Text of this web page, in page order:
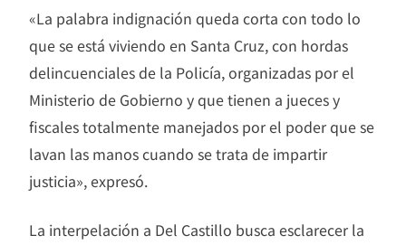
«La palabra indignación queda corta con todo lo
que se está viviendo en Santa Cruz, con hordas
delincuenciales de la Policía, organizadas por el
Ministerio de Gobierno y que tienen a jueces y
fiscales totalmente manejados por el poder que se
lavan las manos cuando se trata de impartir
justicia», expresó.
La interpelación a Del Castillo busca esclarecer la